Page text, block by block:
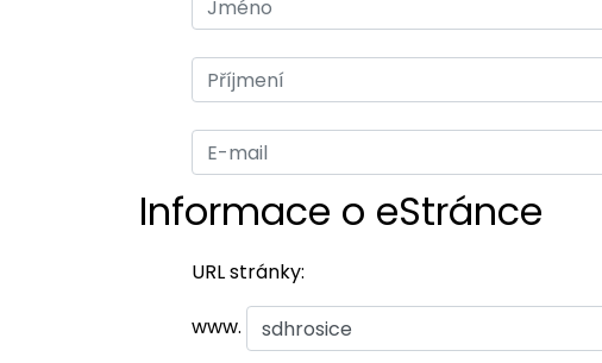
Informace o eStránce
URL stránky:
www.